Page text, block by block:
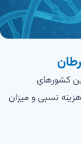
کشورهای
نسبی و میزان